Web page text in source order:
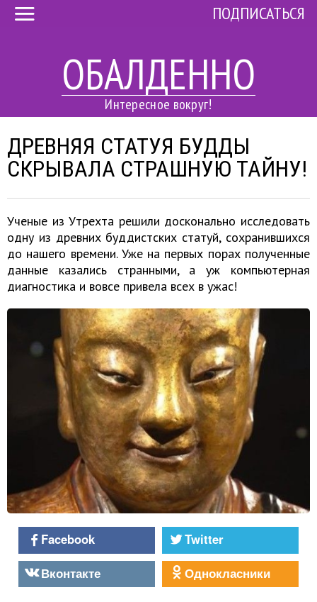
ОБАЛДЕННО
Интересное вокруг!
ПОДПИСАТЬСЯ
ДРЕВНЯЯ СТАТУЯ БУДДЫ
СКРЫВАЛА СТРАШНУЮ ТАЙНУ!
Ученые из Утрехта решили досконально исследовать
одну из древних буддистских статуй, сохранившихся
до нашего времени. Уже на первых порах полученные
данные казались странными, а уж компьютерная
диагностика и вовсе привела всех в ужас!
Facebook
Twitter
Вконтакте
Однокласники